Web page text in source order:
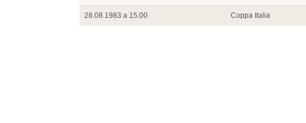
28.08.1983 a 15:00 Coppa Italia